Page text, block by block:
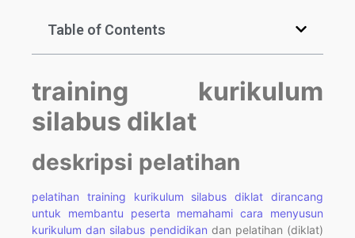
Table of Contents
training kurikulum
silabus diklat
deskripsi pelatihan
pelatihan training kurikulum silabus diklat dirancang
untuk membantu peserta memahami cara menyusun
kurikulum dan silabus pendidikan dan pelatihan (diklat)